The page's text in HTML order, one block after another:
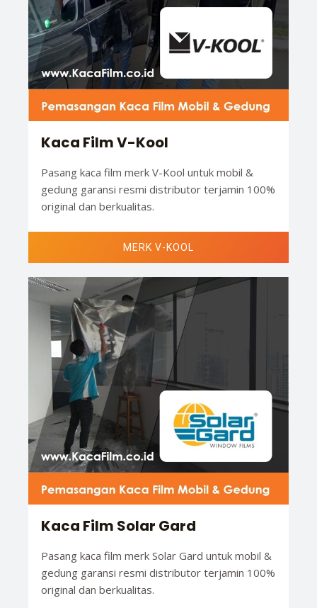
Kaca Film V-Kool
Pasang kaca film merk V-Kool untuk mobil &
gedung garansi resmi distributor terjamin 100%
original dan berkualitas.
MERK V-KOOL
Kaca Film Solar Gard
Pasang kaca film merk Solar Gard untuk mobil &
gedung garansi resmi distributor terjamin 100%
original dan berkualitas.